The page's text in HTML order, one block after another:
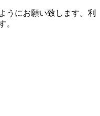
うにお願い致します。利
。